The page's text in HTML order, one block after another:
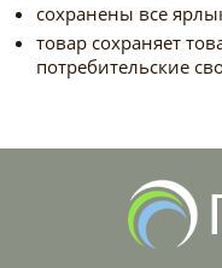
сохранены все
товар сохраняет
потребительские